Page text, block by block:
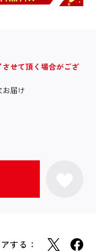
せて頂く場合がござ
届け
する：